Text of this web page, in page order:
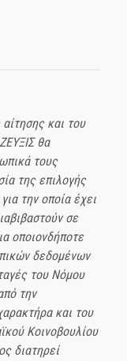
και του
θα
τους
της επιλογής
την οποία έχει
σε
οποιονδήποτε
δεδομένων
του Νόμου
την
και του
Κοινοβουλίου
διατηρεί